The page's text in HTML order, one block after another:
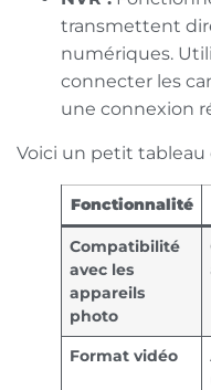
transmettent
numériques.
connecter les
une connexion
Voici un petit tableau
Fonctionnalité
Compatibilité
avec les
appareils
photo
Format vidéo